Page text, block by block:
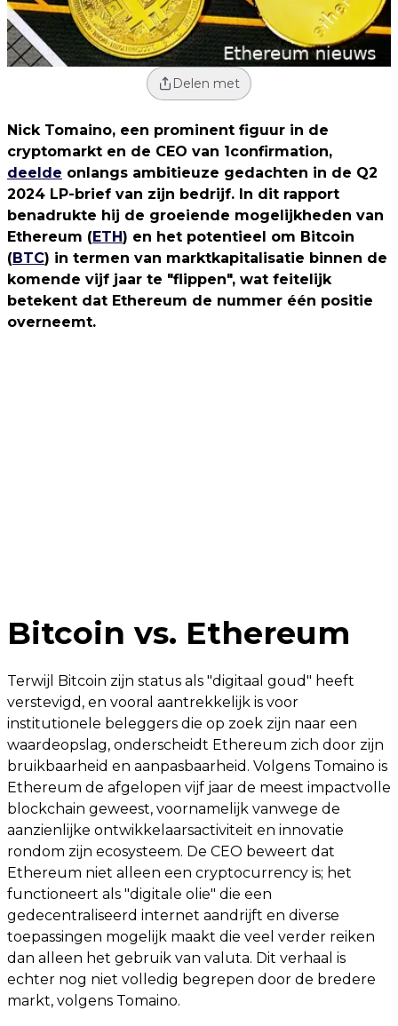
Delen met
Nick Tomaino, een prominent figuur in de
cryptomarkt en de CEO van 1confirmation,
deelde onlangs ambitieuze gedachten in de Q2
2024 LP-brief van zijn bedrijf. In dit rapport
benadrukte hij de groeiende mogelijkheden van
Ethereum (ETH) en het potentieel om Bitcoin
(BTC) in termen van marktkapitalisatie binnen de
komende vijf jaar te "flippen", wat feitelijk
betekent dat Ethereum de nummer één positie
overneemt.
Bitcoin vs. Ethereum
Terwijl Bitcoin zijn status als "digitaal goud" heeft
verstevigd, en vooral aantrekkelijk is voor
institutionele beleggers die op zoek zijn naar een
waardeopslag, onderscheidt Ethereum zich door zijn
bruikbaarheid en aanpasbaarheid. Volgens Tomaino is
Ethereum de afgelopen vijf jaar de meest impactvolle
blockchain geweest, voornamelijk vanwege de
aanzienlijke ontwikkelaarsactiviteit en innovatie
rondom zijn ecosysteem. De CEO beweert dat
Ethereum niet alleen een cryptocurrency is; het
functioneert als "digitale olie" die een
gedecentraliseerd internet aandrijft en diverse
toepassingen mogelijk maakt die veel verder reiken
dan alleen het gebruik van valuta. Dit verhaal is
echter nog niet volledig begrepen door de bredere
markt, volgens Tomaino.